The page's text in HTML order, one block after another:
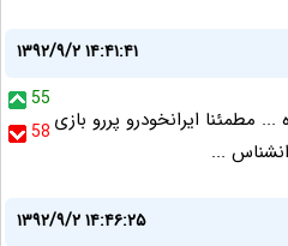
۱۳۹۲/۹/۲ ۱۴:۴۱:۴۱
55
58 مطمئنا ایرانخودرو پررو بازی
...
۱۳۹۲/۹/۲ ۱۴:۴۶:۲۵